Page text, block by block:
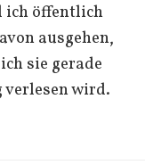
ich öffentlich
ausgehen,
sie gerade
wird.